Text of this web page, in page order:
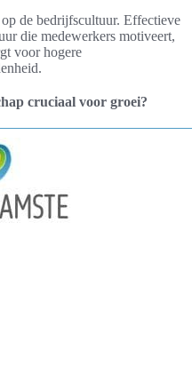
de bedrijfscultuur. Effectieve
die medewerkers motiveert,
voor hogere
cruciaal voor groei?